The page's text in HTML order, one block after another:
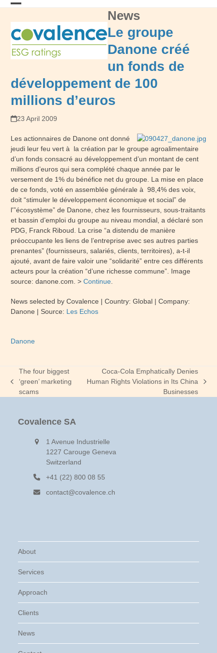
Skip
mobile
menu
mobile
menu
News
Le groupe
Danone créé
un fonds de
développement de 100
millions d’euros
23 April 2009
Les actionnaires de Danone ont donné
jeudi leur feu vert à la création par le groupe agroalimentaire
d’un fonds consacré au développement d’un montant de cent
millions d’euros qui sera complété chaque année par le
versement de 1% du bénéfice net du groupe. La mise en place
de ce fonds, voté en assemblée générale à 98,4% des voix,
doit “stimuler le développement économique et social” de
l'”écosystème” de Danone, chez les fournisseurs, sous-traitants
et bassin d’emploi du groupe au niveau mondial, a déclaré son
PDG, Franck Riboud. La crise “a distendu de manière
préoccupante les liens de l’entreprise avec ses autres parties
prenantes” (fournisseurs, salariés, clients, territoires), a-t-il
ajouté, avant de faire valoir une “solidarité” entre ces différents
acteurs pour la création “d’une richesse commune”. Image
source: danone.com. >Continue
News selected by Covalence | Country: Global | Company:
Danone | Source: Les Echos
Danone
previous
post:
The four biggest
‘green’ marketing
scams
next
post:
Coca-Cola Emphatically Denies
Human Rights Violations in Its China
Businesses
Covalence SA
1 Avenue Industrielle
1227 Carouge Geneva
Switzerland
+41 (22) 800 08 55
contact@covalence.ch
About
Services
Approach
Clients
News